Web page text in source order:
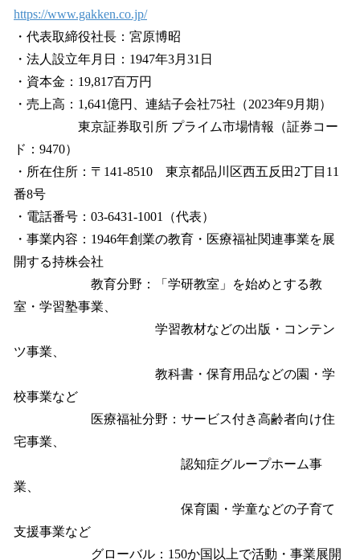
https://www.gakken.co.jp/
・代表取締役社長：宮原博昭
・法人設立年月日：1947年3月31日
・資本金：19,817百万円
・売上高：1,641億円、連結子会社75社（2023年9月期）
東京証券取引所 プライム市場情報（証券コー
ド：9470）
・所在住所：〒141-8510 東京都品川区西五反田2丁目11
番8号
・電話番号：03-6431-1001（代表）
・事業内容：1946年創業の教育・医療福祉関連事業を展
開する持株会社
教育分野：「学研教室」を始めとする教
室・学習塾事業、
学習教材などの出版・コンテン
ツ事業、
教科書・保育用品などの園・学
校事業など
医療福祉分野：サービス付き高齢者向け住
宅事業、
認知症グループホーム事
業、
保育園・学童などの子育て
支援事業など
グローバル：150か国以上で活動・事業展開